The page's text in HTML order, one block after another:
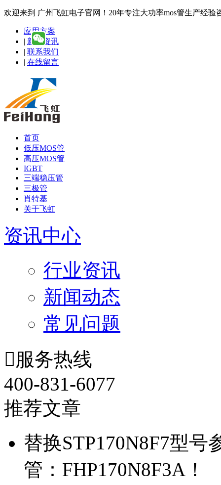
欢迎来到 广州飞虹电子官网！20年专注大功率mos管生产经验
应用方案
| 新闻资讯
| 联系我们
| 在线留言
首页
低压MOS管
高压MOS管
IGBT
三端稳压管
三极管
肖特基
关于飞虹
资讯中心
行业资讯
新闻动态
常见问题
服务热线
400-831-6077
推荐文章
替换STP170N8F7型
管：FHP170N8F3A！